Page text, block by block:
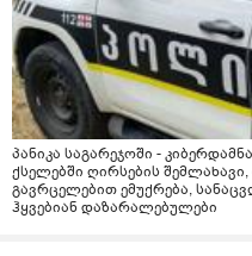
პანიკა საგარეჯოში -
ქსელებში ღირსების
გავრცელებით ემუქრება,
ჰყვებიან დაზარალებულები